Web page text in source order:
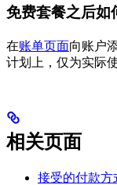
免费套餐之后如
在账单页面向账户
计划上，仅为实际
相关页面
接受的付款方